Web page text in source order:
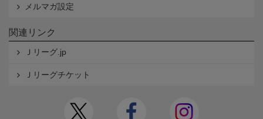
メルマガ設定
関連リンク
Ｊリーグ.jp
Ｊリーグチケット